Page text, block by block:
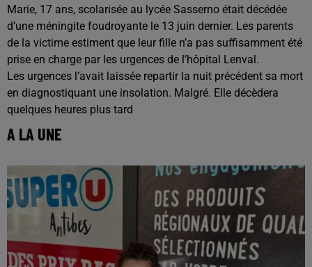
Marie, 17 ans, scolarisée au lycée Sasserno était décédée
d’une méningite foudroyante le 13 juin dernier. Les parents
de la victime estiment que leur fille n’a pas suffisamment été
prise en charge par les urgences de l’hôpital Lenval.
Les urgences l’avait laissée repartir la nuit précédent sa mort
en diagnostiquant une insolation. Malgré. Elle décèdera
quelques heures plus tard
A LA UNE